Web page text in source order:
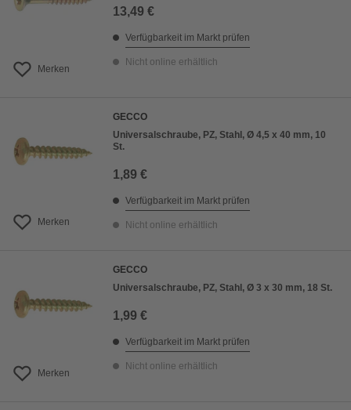
Merken
13,49 €
Verfügbarkeit im Markt prüfen
Nicht online erhältlich
Merken
GECCO
Universalschraube, PZ, Stahl, Ø 4,5 x 40 mm, 10
St.
1,89 €
Verfügbarkeit im Markt prüfen
Nicht online erhältlich
Merken
GECCO
Universalschraube, PZ, Stahl, Ø 3 x 30 mm, 18 St.
1,99 €
Verfügbarkeit im Markt prüfen
Nicht online erhältlich